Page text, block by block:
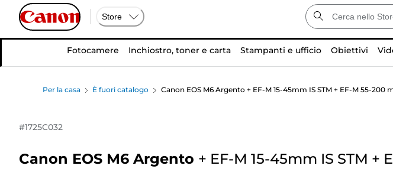
Store
Fotocamere Inchiostro, toner e carta Stampanti e ufficio Obiettivi
Per la casa È fuori catalogo Canon EOS M6 Argento + EF-M 15-45mm IS STM + EF-M 55-200
#1725C032
Canon EOS M6 Argento + EF-M 15-45mm IS STM +